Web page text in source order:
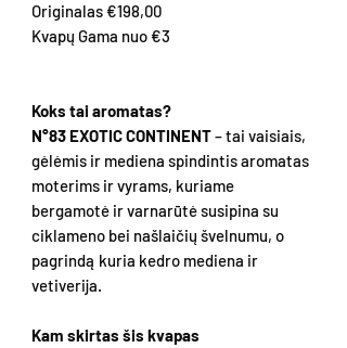
Originalas €198,00
Kvapų Gama nuo €3
Koks tai aromatas?
N°83 EXOTIC CONTINENT– tai vaisiais,
gėlėmis ir mediena spindintis aromatas
moterims ir vyrams, kuriame
bergamotė ir varnarūtė susipina su
ciklameno bei našlaičių švelnumu, o
pagrindą kuria kedro mediena ir
vetiverija.
Kam skirtas šis kvapas